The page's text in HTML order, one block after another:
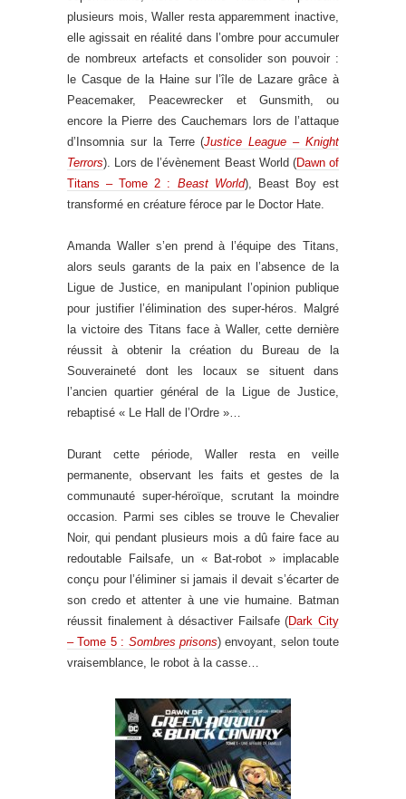
plusieurs mois, Waller resta apparemment inactive,
elle agissait en réalité dans l’ombre pour accumuler
de nombreux artefacts et consolider son pouvoir :
le Casque de la Haine sur l’île de Lazare grâce à
Peacemaker, Peacewrecker et Gunsmith, ou
encore la Pierre des Cauchemars lors de l’attaque
d’Insomnia sur la Terre (Justice League – Knight
Terrors). Lors de l’évènement Beast World (Dawn of
Titans – Tome 2 : Beast World), Beast Boy est
transformé en créature féroce par le Doctor Hate.
Amanda Waller s’en prend à l’équipe des Titans,
alors seuls garants de la paix en l’absence de la
Ligue de Justice, en manipulant l’opinion publique
pour justifier l’élimination des super-héros. Malgré
la victoire des Titans face à Waller, cette dernière
réussit à obtenir la création du Bureau de la
Souveraineté dont les locaux se situent dans
l’ancien quartier général de la Ligue de Justice,
rebaptisé « Le Hall de l’Ordre »…
Durant cette période, Waller resta en veille
permanente, observant les faits et gestes de la
communauté super-héroïque, scrutant la moindre
occasion. Parmi ses cibles se trouve le Chevalier
Noir, qui pendant plusieurs mois a dû faire face au
redoutable Failsafe, un « Bat-robot » implacable
conçu pour l’éliminer si jamais il devait s’écarter de
son credo et attenter à une vie humaine. Batman
réussit finalement à désactiver Failsafe (Dark City
– Tome 5 : Sombres prisons) envoyant, selon toute
vraisemblance, le robot à la casse…